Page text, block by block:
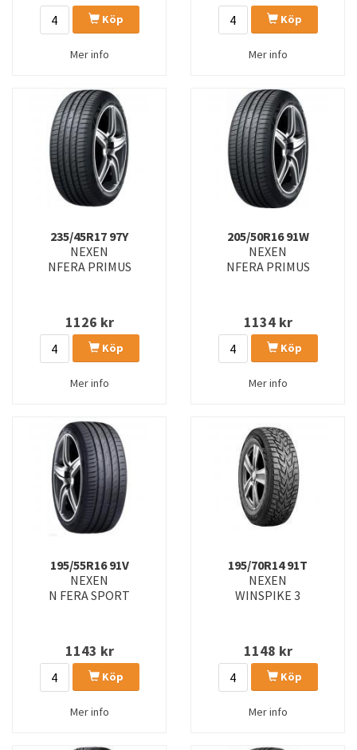
Köp
Mer info
Köp
Mer info
235/45R17 97Y
NEXEN
NFERA PRIMUS
1126 kr
Köp
Mer info
205/50R16 91W
NEXEN
NFERA PRIMUS
1134kr
Köp
Mer info
195/55R16 91V
NEXEN
N FERA SPORT
1143 kr
Köp
Mer info
195/70R14 91T
NEXEN
WINSPIKE 3
1148 kr
Köp
Mer info